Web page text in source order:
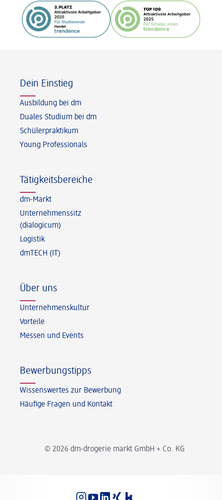
© 2026 dm-drogerie markt GmbH + Co. KG
Dein Einstieg
Ausbildung bei dm
Duales Studium bei dm
Schülerpraktikum
Young Professionals
Tätigkeitsbereiche
dm-Markt
Unternehmenssitz
(dialogicum)
Logistik
dmTECH (IT)
Über uns
Unternehmenskultur
Vorteile
Messen und Events
Bewerbungstipps
Wissenswertes zur Bewerbung
Häufige Fragen und Kontakt